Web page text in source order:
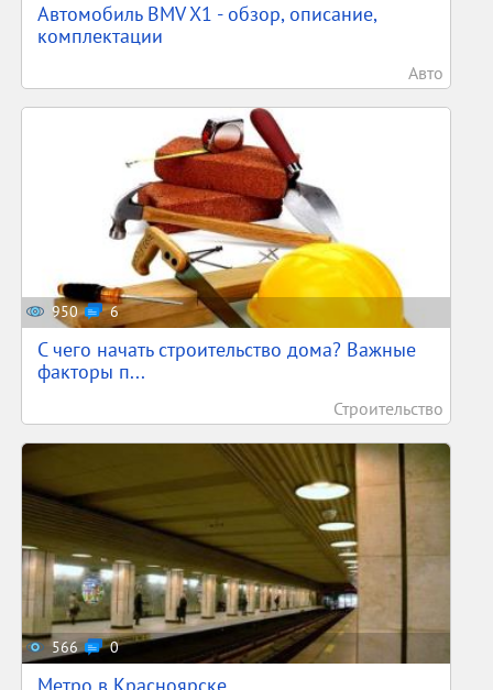
Автомобиль BMV X1 - обзор, описание,
комплектации
Авто
950 6
С чего начать строительство дома? Важные
факторы п...
Строительство
566 0